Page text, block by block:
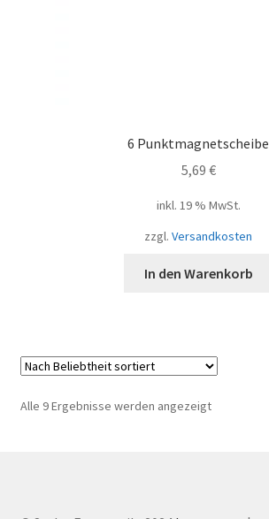
6 Punktmagnetscheibe
5,69 €
inkl. 19 % MwSt.
zzgl. Versandkosten
In den Warenkorb
Alle 9 Ergebnisse werden angezeigtNach